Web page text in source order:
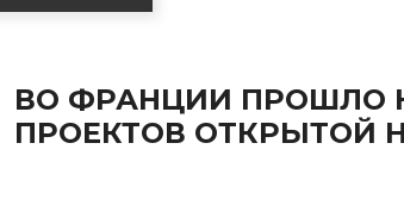
ВО ФРАНЦИИ ПРОШЛО
ПРОЕКТОВ ОТКРЫТОЙ